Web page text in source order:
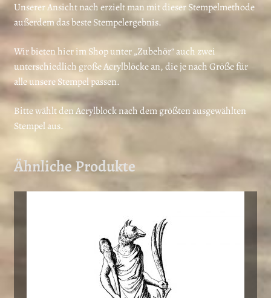
Unserer Ansicht nach erzielt man mit dieser Stempelmethode
außerdem das beste Stempelergebnis.
Wir bieten hier im Shop unter „Zubehör“ auch zwei
unterschiedlich große Acrylblöcke an, die je nach Größe für
alle unsere Stempel passen.
Bitte wählt den Acrylblock nach dem größten ausgewählten
Stempel aus.
Ähnliche Produkte